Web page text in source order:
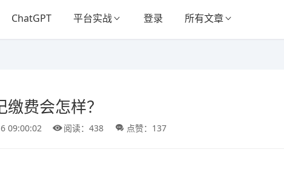
ChatGPT 平台实战 登录 所有文章
费会怎样？
09:00:02 阅读：438 点赞：137